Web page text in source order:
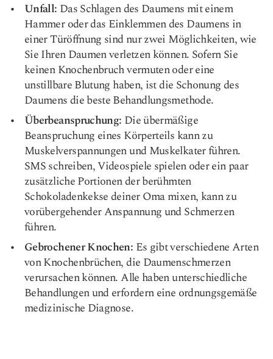
Unfall: Das Schlagen des Daumens mit einem
Hammer oder das Einklemmen des Daumens in
einer Türöffnung sind nur zwei Möglichkeiten, wie
Sie Ihren Daumen verletzen können. Sofern Sie
keinen Knochenbruch vermuten oder eine
unstillbare Blutung haben, ist die Schonung des
Daumens die beste Behandlungsmethode.
Überbeanspruchung: Die übermäßige
Beanspruchung eines Körperteils kann zu
Muskelverspannungen und Muskelkater führen.
SMS schreiben, Videospiele spielen oder ein paar
zusätzliche Portionen der berühmten
Schokoladenkekse deiner Oma mixen, kann zu
vorübergehender Anspannung und Schmerzen
führen.
Gebrochener Knochen: Es gibt verschiedene Arten
von Knochenbrüchen, die Daumenschmerzen
verursachen können. Alle haben unterschiedliche
Behandlungen und erfordern eine ordnungsgemäße
medizinische Diagnose.